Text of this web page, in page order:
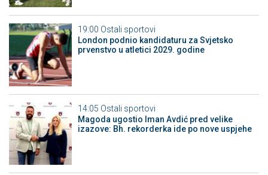
19:00 Ostali sportovi
London podnio kandidaturu za Svjetsko
prvenstvo u atletici 2029. godine
14:05 Ostali sportovi
Magoda ugostio Iman Avdić pred velike
izazove: Bh. rekorderka ide po nove uspjehe